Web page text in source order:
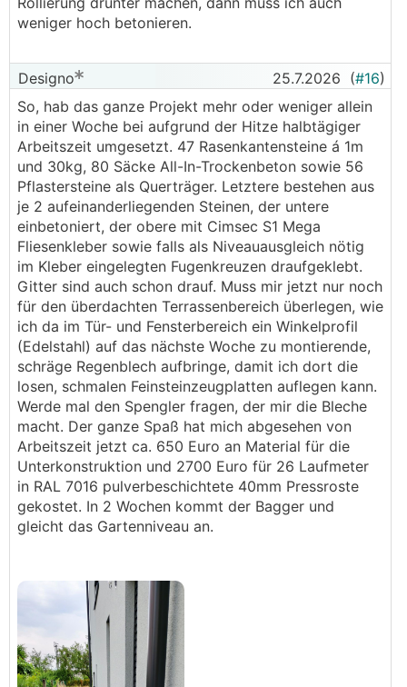
weniger hoch betonieren.
Designo 25.7.2026 (#16)
So, hab das ganze Projekt mehr oder weniger allein
in einer Woche bei aufgrund der Hitze halbtägiger
Arbeitszeit umgesetzt. 47 Rasenkantensteine á 1m
und 30kg, 80 Säcke All-In-Trockenbeton sowie 56
Pflastersteine als Querträger. Letztere bestehen aus
je 2 aufeinanderliegenden Steinen, der untere
einbetoniert, der obere mit Cimsec S1 Mega
Fliesenkleber sowie falls als Niveauausgleich nötig
im Kleber eingelegten Fugenkreuzen draufgeklebt.
Gitter sind auch schon drauf. Muss mir jetzt nur noch
für den überdachten Terrassenbereich überlegen, wie
ich da im Tür- und Fensterbereich ein Winkelprofil
(Edelstahl) auf das nächste Woche zu montierende,
schräge Regenblech aufbringe, damit ich dort die
losen, schmalen Feinsteinzeugplatten auflegen kann.
Werde mal den Spengler fragen, der mir die Bleche
macht. Der ganze Spaß hat mich abgesehen von
Arbeitszeit jetzt ca. 650 Euro an Material für die
Unterkonstruktion und 2700 Euro für 26 Laufmeter
in RAL 7016 pulverbeschichtete 40mm Pressroste
gekostet. In 2 Wochen kommt der Bagger und
gleicht das Gartenniveau an.